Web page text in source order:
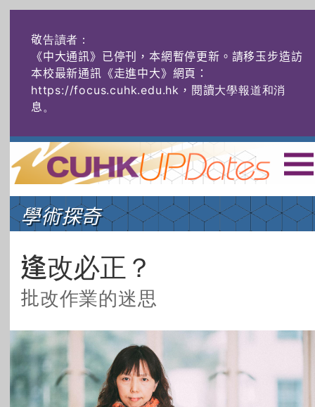
敬告讀者：
《中大通訊》已停刊，本網暫停更新。請移玉步造訪
本校最新通訊《走進中大》網頁：
https://focus.cuhk.edu.hk，閱讀大學報道和消
息。
主頁 | ENG | 简体 |
頭條 榜上友名 學術探奇
社創薈動 六物窺人
藝士匹靈 雅共賞
學術探奇
逢改必正？
批改作業的迷思